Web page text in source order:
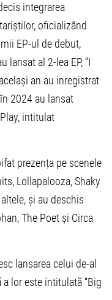
integrarea
oficializând
EP-ul de debut,
lansat al 2-lea EP, “I
an au inregistrat
în 2024 au lansat
intitulat
prezența pe scenele
Lollapalooza, Shaky
și au deschis
The Poet și Circa
lansarea celui de-al
a lor este intitulată “Big